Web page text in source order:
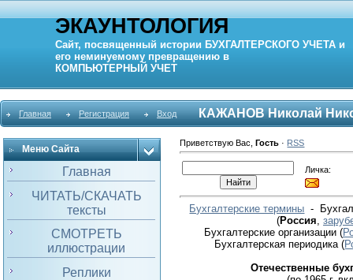
ЭКАУНТОЛОГИЯ
Сайт, посвященный истории БУХГАЛТЕРСКОГО УЧЕТА и
его неминуемому превращению в
КОМПЬЮТЕРНЫЙ УЧЕТ
Главная Регистрация Вход КАЖАНОВ Николай
Меню Сайта
Главная
ЧИТАТЬ/СКАЧАТЬ
тексты
СМОТРЕТЬ
иллюстрации
Реплики
Приветствую Вас ,Гость · RSS
Личка:
Бухгалтерские термины -
(Россия
Бухгалтерские организации (
Бухгалтерская периодика(
Отечественные